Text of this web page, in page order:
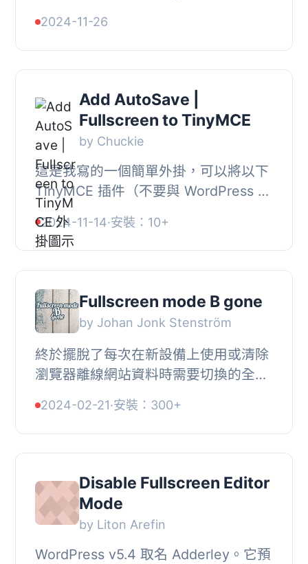
停用該功能。</li&...
2024-11-26
Add AutoSave |
Fullscreen to TinyMCE
by Chuckie
這是我寫的一個簡單外掛，可以將以下
TinyMCE 插件（不要與 WordPress 插
件混淆）添加到你的 TinyMCE 工具列
上：, , 自動保存, 全螢幕, , 這個外掛沒
有任何設...
2024-11-14·安裝：10+
Fullscreen mode B gone
by Johan Jonk Stenström
終於擺脫了每次在新設備上使用或清除
瀏覽器離線網站資料時需要切換的全螢
然可以啟用它。, 如果您想在
Gutenberg 中獲得更...
2024-02-21·安裝：300+
Disable Fullscreen Editor
Mode
by Liton Arefin
WordPress v5.4 取名 Adderley。它預